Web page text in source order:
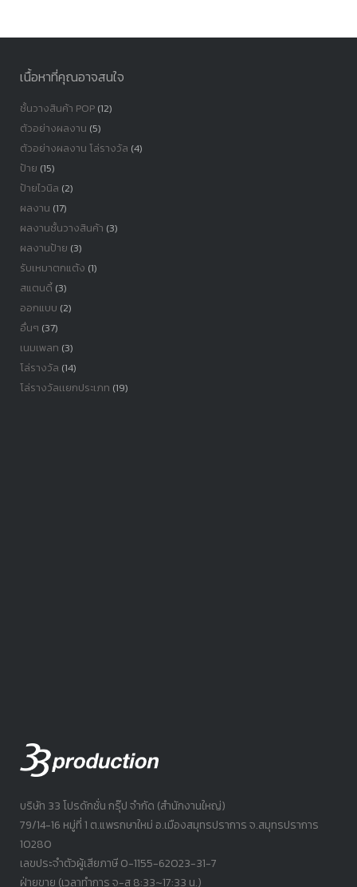
เนื้อหาที่คุณอาจสนใจ
ชั้นวางสินค้า POP(12)
ตัวอย่างผลงาน (5)
ตัวอย่างผลงาน โล่รางวัล (4)
ป้าย (15)
ป้ายไวนิล (2)
ผลงาน (17)
ผลงานชั้นวางสินค้า (3)
ผลงานป้าย (3)
รับเหมาตกแต้ง (1)
สแตนดี้(3)
ออกแบบ (2)
อื่นๆ (37)
เนมเพลท (3)
โล่รางวัล (14)
โล่รางวัลเเยกประเภท (19)
บริษัท 33 โปรดักชั่น กรุ๊ป จำกัด (สำนักงานใหญ่)
79/14-16 หมู่ที่ 1 ต.แพรกษาใหม่ อ.เมืองสมุทรปราการ จ.สมุทรปราการ
10280
เลขประจำตัวผู้เสียภาษี 0-1155-62023-31-7
ฝ่ายขาย (เวลาทำการ จ-ส 8:33~17:33 น.)